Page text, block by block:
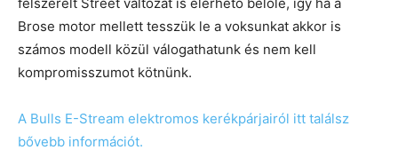
Brose motor mellett tesszük le a voksunkat akkor is
számos modell közül válogathatunk és nem kell
kompromisszumot kötnünk.
A Bulls E-Stream elektromos kerékpárjairól itt találsz
bővebb információt.